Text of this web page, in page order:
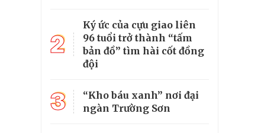
2
Ký ức của cựu giao liên
96 tuổi trở thành “tấm
bản đồ” tìm hài cốt đồng
đội
3
“Kho báu xanh” nơi đại
ngàn Trường Sơn